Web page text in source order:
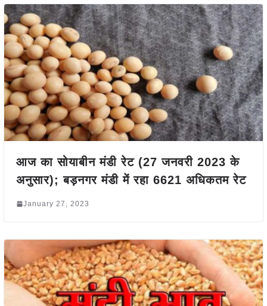
आज का सोयाबीन मंडी रेट (27 जनवरी 2023 के
अनुसार); बड़नगर मंडी में रहा 6621 अधिकतम रेट
January 27, 2023